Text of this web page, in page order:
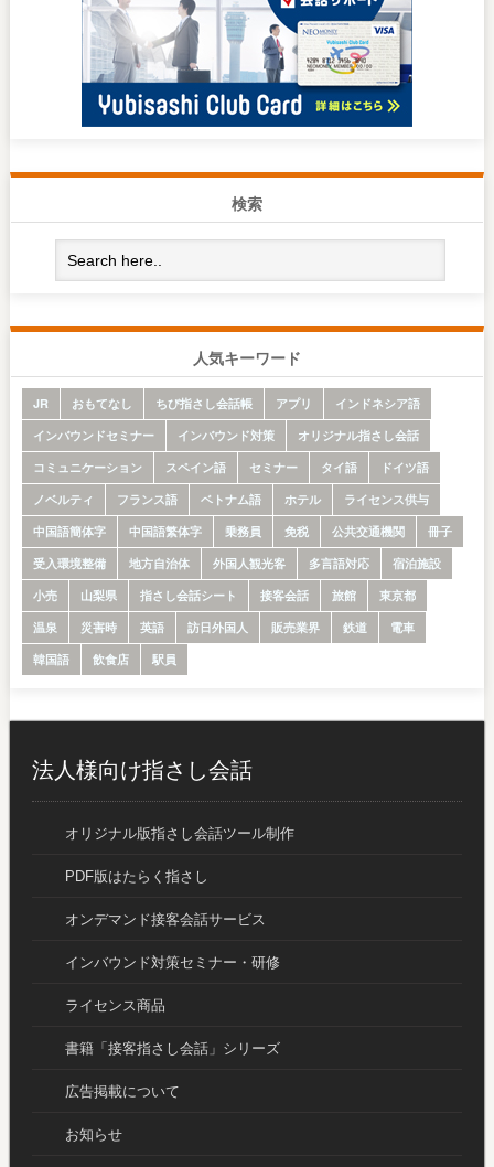
検索
人気キーワード
JR おもてなし ちび指さし会話帳 アプリ
インドネシア語
インバウンドセミナー
インバウンド対策
オリジナル指さし会話
コミュニケーション
スペイン語 セミナー タイ語
ドイツ語
ノベルティ
フランス語 ベトナム語 ホテル
ライセンス供与
中国語簡体字
中国語繁体字 乗務員 免税 公共交通機関
冊子
受入環境整備
地方自治体 外国人観光客 多言語対応
宿泊施設
小売
山梨県 指さし会話シート 接客会話 旅館
東京都
温泉
災害時 英語 訪日外国人 販売業界 鉄道
電車
韓国語
飲食店 駅員
法人様向け指さし会話
オリジナル版指さし会話ツール制作
PDF版はたらく指さし
オンデマンド接客会話サービス
インバウンド対策セミナー・研修
ライセンス商品
書籍「接客指さし会話」シリーズ
広告掲載について
お知らせ